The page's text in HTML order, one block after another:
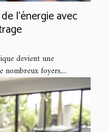
l'énergie avec
devient une
foyers,...